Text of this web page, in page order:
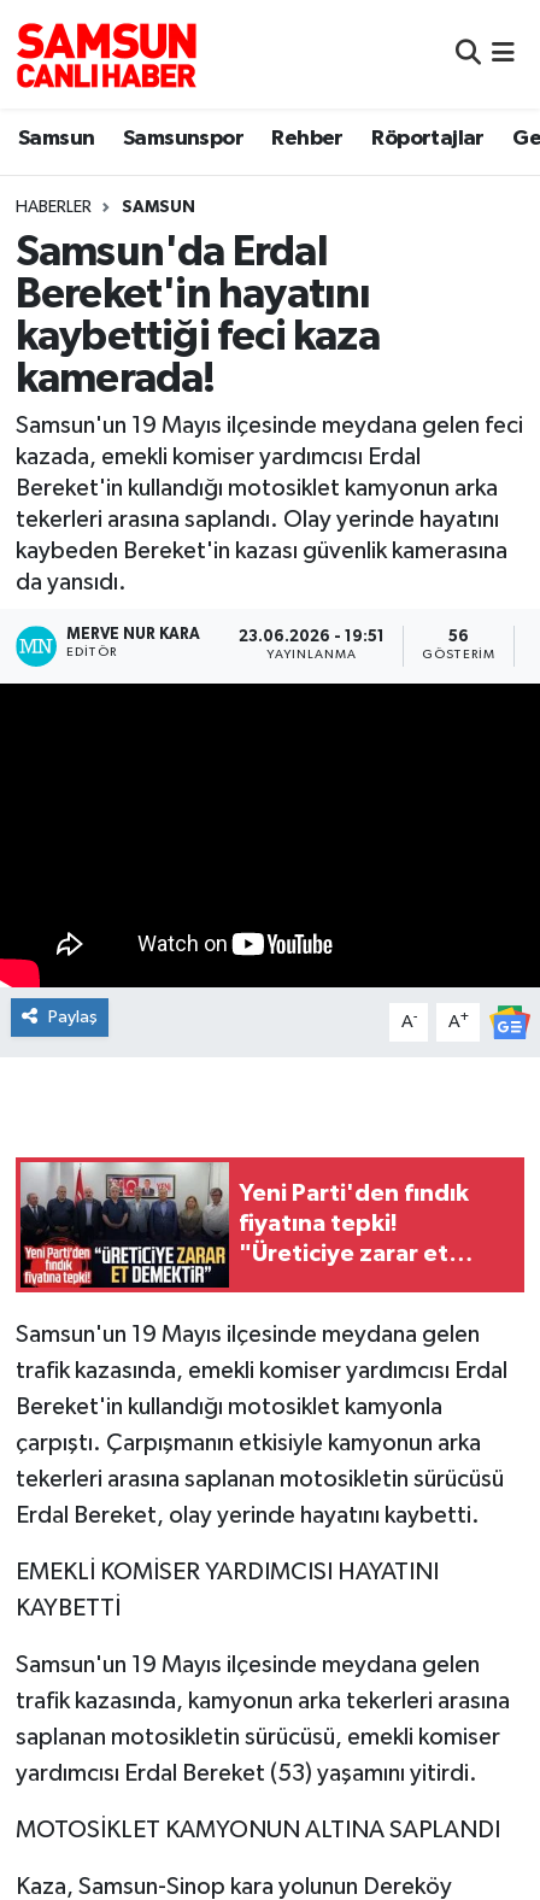
Samsun Samsunspor Rehber Röportajlar
HABERLER SAMSUN
Samsun'da Erdal
Bereket'in hayatını
kaybettiği feci kaza
kamerada!
Samsun'un 19 Mayıs ilçesinde meydana gelen feci
kazada, emekli komiser yardımcısı Erdal
Bereket'in kullandığı motosiklet kamyonun arka
tekerleri arasına saplandı. Olay yerinde hayatını
kaybeden Bereket'in kazası güvenlik kamerasına
da yansıdı.
MERVE NUR KARA
EDITÖR
23.06.2026 - 19:51
YAYINLANMA
56
GÖSTERIM
Paylaş A- A+
Yeni Parti'den fındık
fiyatına tepki!
"Üreticiye zarar et
Samsun'un 19 Mayıs ilçesinde meydana gelen
trafik kazasında, emekli komiser yardımcısı Erdal
Bereket'in kullandığı motosiklet kamyonla
çarpıştı. Çarpışmanın etkisiyle kamyonun arka
tekerleri arasına saplanan motosikletin sürücüsü
Erdal Bereket, olay yerinde hayatını kaybetti.
EMEKLİ KOMİSER YARDIMCISI HAYATINI
KAYBETTİ
Samsun'un 19 Mayıs ilçesinde meydana gelen
trafik kazasında, kamyonun arka tekerleri arasına
saplanan motosikletin sürücüsü, emekli komiser
yardımcısı Erdal Bereket (53) yaşamını yitirdi.
MOTOSİKLET KAMYONUN ALTINA SAPLANDI
Kaza, Samsun-Sinop kara yolunun Dereköy
Samsun
Sokak Röportajları
Genel
Dünya
Eğitim
Sağlık
Yemek
Manşet Haberi
Samsun Nöbetçi Eczaneler
Samsun Hava Durumu
Samsun Namaz Vakitleri
Samsun Trafik Yoğunluk Haritası
Süper Lig Puan Durumu ve Fikstür
Tüm Manşetler
Son Dakika Haberleri
Haber Arşivi